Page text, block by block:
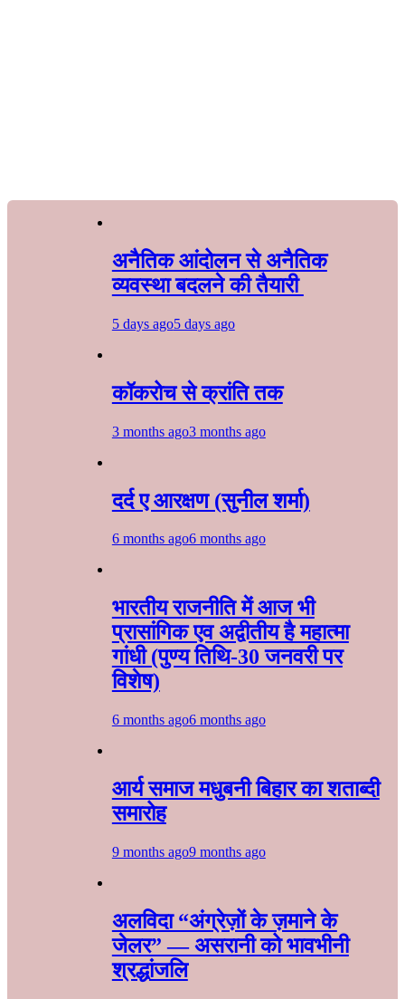
अनैतिक आंदोलन से अनैतिक
व्यवस्था बदलने की तैयारी
5 days ago5 days ago
कॉकरोच से क्रांति तक
3 months ago3 months ago
दर्द ए आरक्षण (सुनील शर्मा)
6 months ago6 months ago
भारतीय राजनीति में आज भी
प्रासांगिक एव अद्वीतीय है महात्मा
गांधी (पुण्य तिथि-30 जनवरी पर
विशेष)
6 months ago6 months ago
आर्य समाज मधुबनी बिहार का शताब्दी
समारोह
9 months ago9 months ago
अलविदा “अंग्रेज़ों के ज़माने के
जेलर” — असरानी को भावभीनी
श्रद्धांजलि